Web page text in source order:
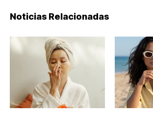
Noticias Relacionadas